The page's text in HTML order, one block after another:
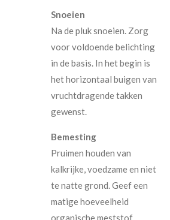
Snoeien
Na de pluk snoeien. Zorg
voor voldoende belichting
in de basis. In het begin is
het horizontaal buigen van
vruchtdragende takken
gewenst.
Bemesting
Pruimen houden van
kalkrijke, voedzame en niet
te natte grond. Geef een
matige hoeveelheid
organische meststof.